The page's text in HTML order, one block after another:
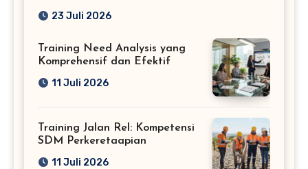
Profesional
23 Juli 2026
Training Need Analysis yang
Komprehensif dan Efektif
11 Juli 2026
Training Jalan Rel: Kompetensi
SDM Perkeretaapian
11 Juli 2026